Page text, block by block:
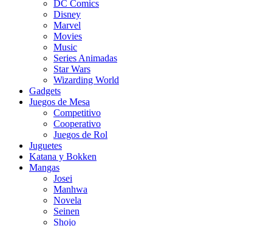
DC Comics
Disney
Marvel
Movies
Music
Series Animadas
Star Wars
Wizarding World
Gadgets
Juegos de Mesa
Competitivo
Cooperativo
Juegos de Rol
Juguetes
Katana y Bokken
Mangas
Josei
Manhwa
Novela
Seinen
Shojo